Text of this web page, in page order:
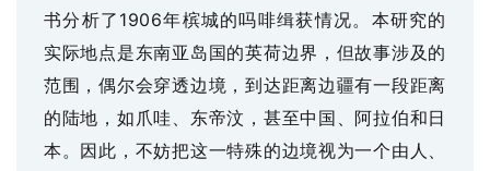
书分析了1906年槟城的吗啡缉获情况。本研究的
实际地点是东南亚岛国的英荷边界，但故事涉及的
范围，偶尔会穿透边境，到达距离边疆有一段距离
的陆地，如爪哇、东帝汶，甚至中国、阿拉伯和日
本。因此，不妨把这一特殊的边境视为一个由人、